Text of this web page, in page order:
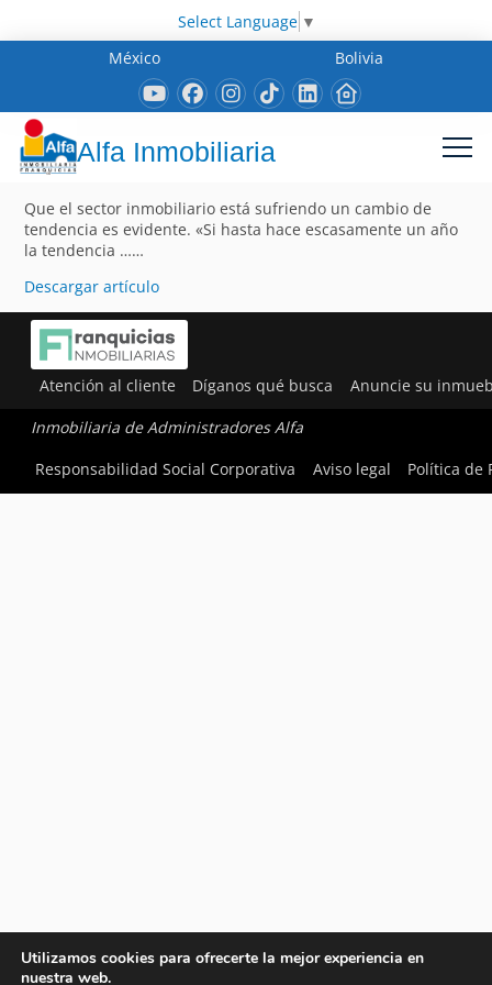
Select Language ▼
México
Bolivia
Alfa Inmobiliaria
Que el sector inmobiliario está sufriendo un cambio de
tendencia es evidente. «Si hasta hace escasamente un año
la tendencia ……
Descargar artículo
Atención al cliente Díganos qué busca Anuncie su
Inmobiliaria de Administradores Alfa
Responsabilidad Social Corporativa
Aviso legal Política de
Utilizamos cookies para ofrecerte la mejor experiencia en
nuestra web.